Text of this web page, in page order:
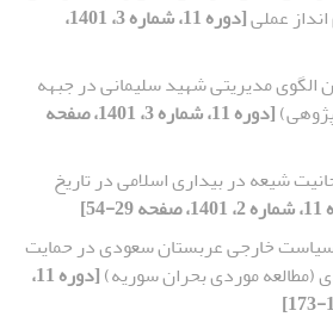
عملی
[دوره 11، شماره 3، 1401،
الگوی مدیریتی شهید سلیمانی در جبهه
[دوره 11، شماره 3، 1401، صفحه
شیعه در بیداری اسلامی در تاریخ
54]
خارجی عربستان سعودی در حمایت
(مطالعه موردی بحران سوریه)
[دوره 11،